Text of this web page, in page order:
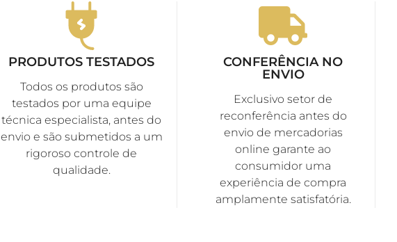
PRODUTOS TESTADOS
Todos os produtos são
testados por uma equipe
técnica especialista, antes do
envio e são submetidos a um
rigoroso controle de
qualidade.
CONFERÊNCIA NO
ENVIO
Exclusivo setor de
reconferência antes do
envio de mercadorias
online garante ao
consumidor uma
experiência de compra
amplamente satisfatória.